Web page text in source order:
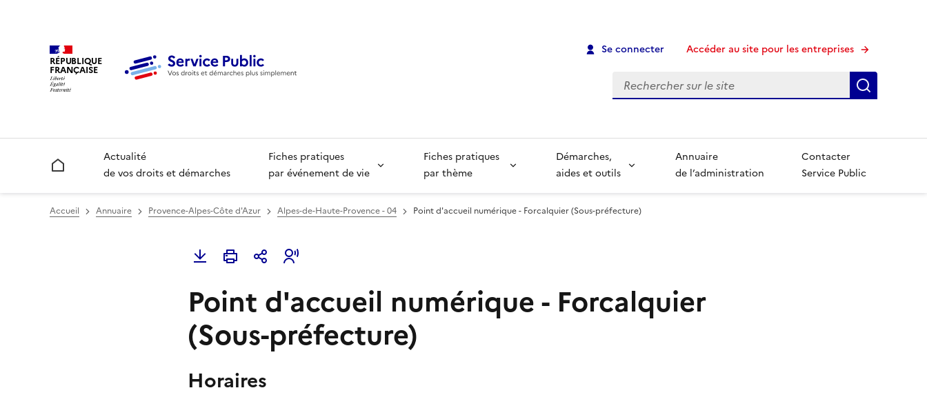
RÉPUBLIQUE
FRANÇAISE
Se connecter Accéder au site pour les entreprises
Recherche
Accueil
Actualité
de vos droits et démarches
Fiches pratiques
par événement de vie
Fiches pratiques
par thème
Démarches,
aides et outils
Annuaire
de l’administration
Contacter
Service Public
Accueil Annuaire Provence-Alpes-Côte d'Azur Alpes-de-Haute-Provence - 04 Point d'accueil numérique - Forcalquier (Sous-préfecture)
Point d'accueil numérique - Forcalquier
(Sous-préfecture)
Horaires